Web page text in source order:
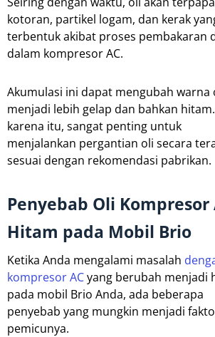
kotoran, partikel logam, dan kerak
terbentuk akibat proses pembakaran
dalam kompresor AC.
Akumulasi ini dapat mengubah warna
menjadi lebih gelap dan bahkan
karena itu, sangat penting untuk
menjalankan pergantian oli secara
sesuai dengan rekomendasi pabrikan.
Penyebab Oli Kompresor
Hitam pada Mobil Brio
Ketika Anda mengalami masalah
kompresor ACyang berubah menjadi
pada mobil Brio Anda, ada beberapa
penyebab yang mungkin menjadi
pemicunya.